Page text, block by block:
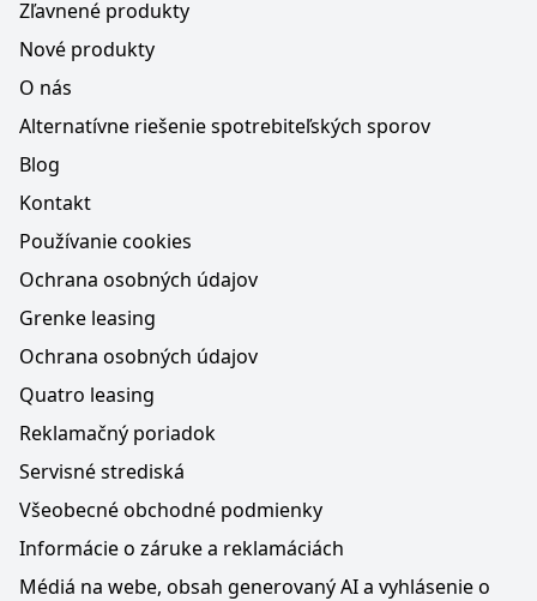
Zľavnené produkty
Nové produkty
O nás
Alternatívne riešenie spotrebiteľských sporov
Blog
Kontakt
Používanie cookies
Ochrana osobných údajov
Grenke leasing
Ochrana osobných údajov
Quatro leasing
Reklamačný poriadok
Servisné strediská
Všeobecné obchodné podmienky
Informácie o záruke a reklamáciách
Médiá na webe, obsah generovaný AI a vyhlásenie o